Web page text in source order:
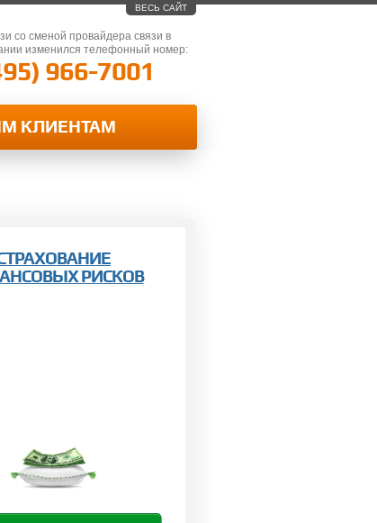
ВЕСЬ САЙТ
со сменой провайдера связи в
изменился телефонный номер:
966-7001
КЛИЕНТАМ
РИСКОВ